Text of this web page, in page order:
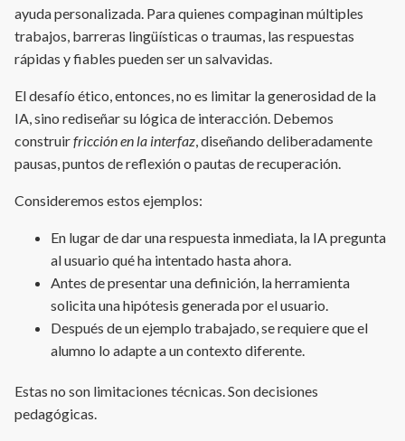
ayuda personalizada. Para quienes compaginan múltiples
trabajos, barreras lingüísticas o traumas, las respuestas
rápidas y fiables pueden ser un salvavidas.
El desafío ético, entonces, no es limitar la generosidad de la
IA, sino rediseñar su lógica de interacción. Debemos
construirfricción en la interfaz, diseñando deliberadamente
pausas, puntos de reflexión o pautas de recuperación.
Consideremos estos ejemplos:
En lugar de dar una respuesta inmediata, la IA pregunta
al usuario qué ha intentado hasta ahora.
Antes de presentar una definición, la herramienta
solicita una hipótesis generada por el usuario.
Después de un ejemplo trabajado, se requiere que el
alumno lo adapte a un contexto diferente.
Estas no son limitaciones técnicas. Son decisiones
pedagógicas.